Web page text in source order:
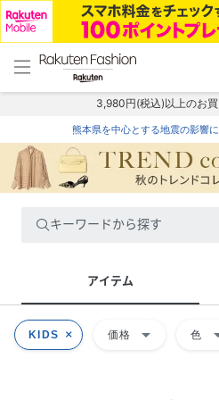
menu home
トップ
3,980円(税込)以上のお買
熊本県を中心とする地震の影響
キーワードから探す
アイテム
KIDS 価格 arrow_drop_down 色